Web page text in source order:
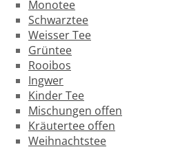
Monotee
Schwarztee
Weisser Tee
Grüntee
Rooibos
Ingwer
Kinder Tee
Mischungen offen
Kräutertee offen
Weihnachtstee